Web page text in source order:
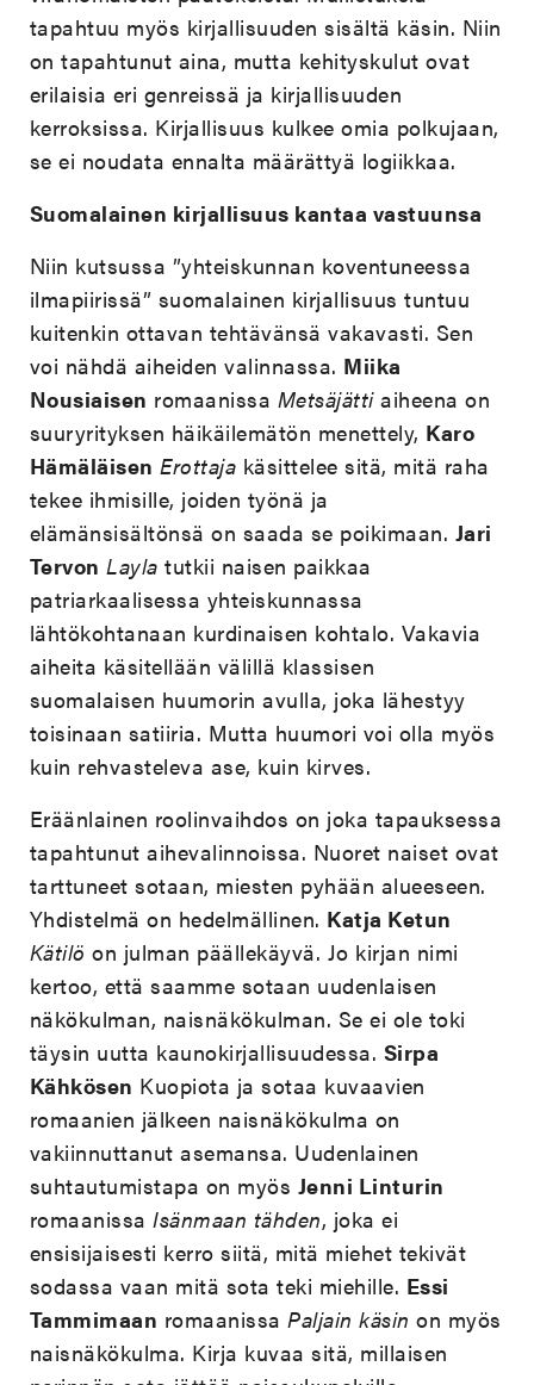
tapahtuu myös kirjallisuuden sisältä käsin. Niin
on tapahtunut aina, mutta kehityskulut ovat
erilaisia eri genreissä ja kirjallisuuden
kerroksissa. Kirjallisuus kulkee omia polkujaan,
se ei noudata ennalta määrättyä logiikkaa.
Suomalainen kirjallisuus kantaa vastuunsa
Niin kutsussa ”yhteiskunnan koventuneessa
ilmapiirissä” suomalainen kirjallisuus tuntuu
kuitenkin ottavan tehtävänsä vakavasti. Sen
voi nähdä aiheiden valinnassa. Miika
Nousiaisen romaanissa Metsäjättiaiheena on
suuryrityksen häikäilemätön menettely, Karo
Hämäläisen Erottaja käsittelee sitä, mitä raha
tekee ihmisille, joiden työnä ja
elämänsisältönsä on saada se poikimaan. Jari
Tervon Layla tutkii naisen paikkaa
patriarkaalisessa yhteiskunnassa
lähtökohtanaan kurdinaisen kohtalo. Vakavia
aiheita käsitellään välillä klassisen
suomalaisen huumorin avulla, joka lähestyy
toisinaan satiiria. Mutta huumori voi olla myös
kuin rehvasteleva ase, kuin kirves.
Eräänlainen roolinvaihdos on joka tapauksessa
tapahtunut aihevalinnoissa. Nuoret naiset ovat
tarttuneet sotaan, miesten pyhään alueeseen.
Yhdistelmä on hedelmällinen. Katja Ketun
Kätilö on julman päällekäyvä. Jo kirjan nimi
kertoo, että saamme sotaan uudenlaisen
näkökulman, naisnäkökulman. Se ei ole toki
täysin uutta kaunokirjallisuudessa. Sirpa
Kähkösen Kuopiota ja sotaa kuvaavien
romaanien jälkeen naisnäkökulma on
vakiinnuttanut asemansa. Uudenlainen
suhtautumistapa on myös Jenni Linturin
romaanissaIsänmaan tähden, joka ei
ensisijaisesti kerro siitä, mitä miehet tekivät
sodassa vaan mitä sota teki miehille. Essi
Tammimaan romaanissaPaljain käsin on myös
naisnäkökulma. Kirja kuvaa sitä, millaisen